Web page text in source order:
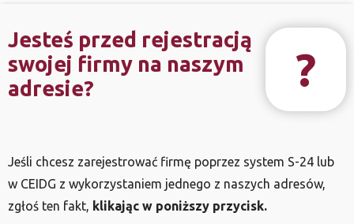
Jesteś przed rejestracją
swojej firmy na naszym
adresie?
?
Jeśli chcesz zarejestrować firmę poprzez system S-24 lub
w CEIDG z wykorzystaniem jednego z naszych adresów,
zgłoś ten fakt, klikając w poniższy przycisk.